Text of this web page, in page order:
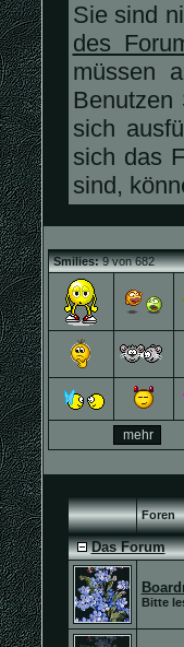
Sie sind
des
müssen
Benutzen
sich
sich das
sind,
Smilies:9 von 682
Foren
Das Forum
Bitte